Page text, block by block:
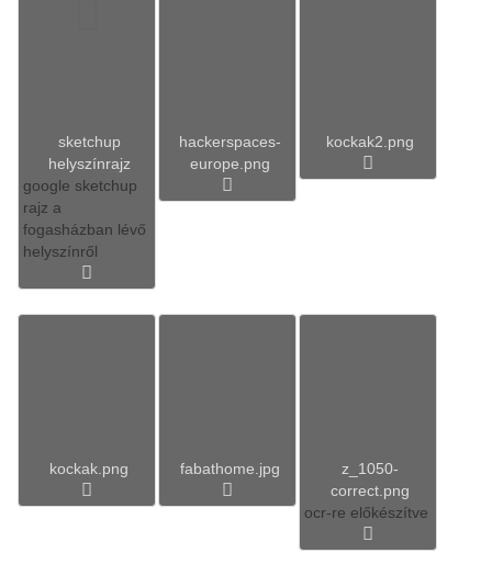
sketchup
helyszínrajz
google sketchup
rajz a
fogasházban lévő
helyszínről
hackerspaces-
europe.png
kockak2.png
kockak.png fabathome.jpg
z_1050-
correct.png
ocr-re előkészítve